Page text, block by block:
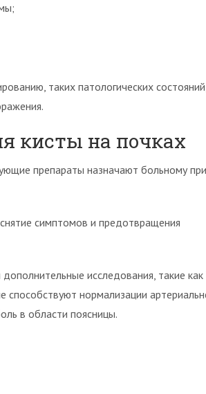
таких патологических
кисты на почках
препараты назначают больному при
симптомов и предотвращения
исследования, такие
нормализации
в области поясницы.